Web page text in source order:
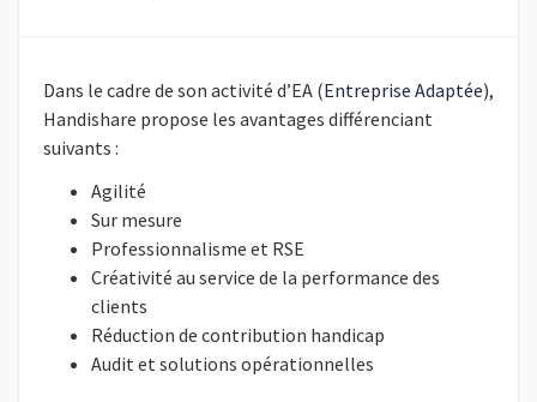
Dans le cadre de son activité d’EA (Entreprise Adaptée),
Handishare propose les avantages différenciant
suivants :
Agilité
Sur mesure
Professionnalisme et RSE
Créativité au service de la performance des
clients
Réduction de contribution handicap
Audit et solutions opérationnelles